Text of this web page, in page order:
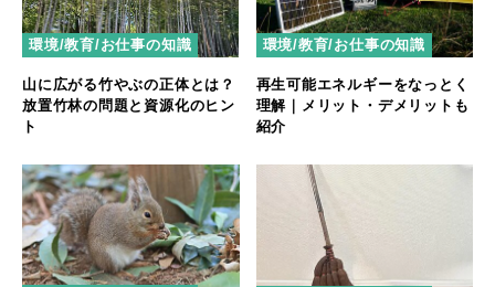
環境/教育/お仕事の知識
山に広がる竹やぶの正体とは？
放置竹林の問題と資源化のヒン
ト
環境/教育/お仕事の知識
再生可能エネルギーをなっとく
理解｜メリット・デメリットも
紹介